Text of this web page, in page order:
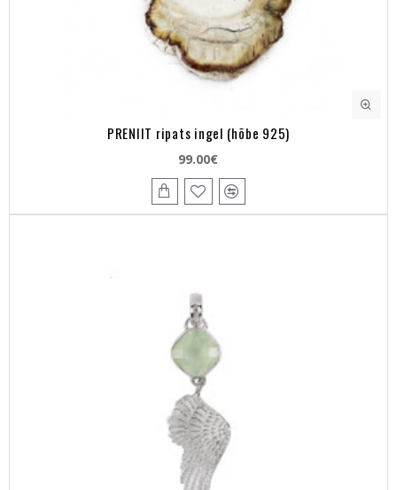
PRENIIT ripats ingel (hõbe 925)
99.00€